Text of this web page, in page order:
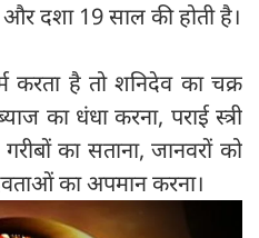
दशा 19 साल की होती है।
करता है तो शनिदेव का चक्र
का धंधा करना, पराई स्त्री
का सताना, जानवरों को
का अपमान करना।